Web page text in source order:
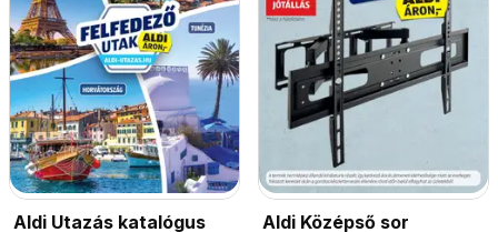
Aldi Utazás katalógus
Aldi Középső sor